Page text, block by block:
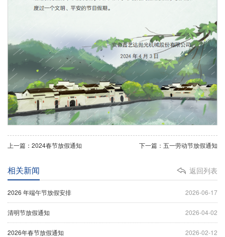
上一篇：2024春节放假通知 下一篇：五一劳动节放假通知
返回列表
相关新闻
2026-06-17
2026 年端午节放假安排
2026-04-02
清明节放假通知
2026-02-12
2026年春节放假通知